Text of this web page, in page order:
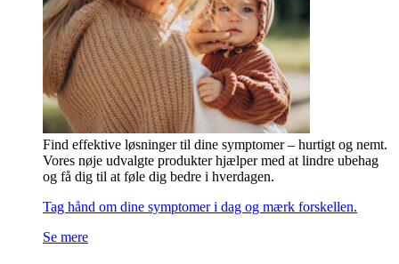
Find effektive løsninger til dine symptomer – hurtigt og nemt.
Vores nøje udvalgte produkter hjælper med at lindre ubehag
og få dig til at føle dig bedre i hverdagen.
Tag hånd om dine symptomer i dag og mærk forskellen.
Se mere